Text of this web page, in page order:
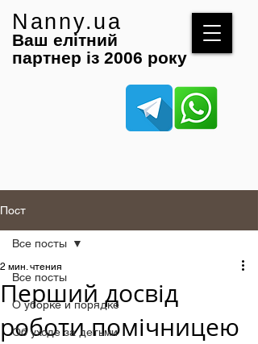
Nanny.ua
Ваш елітний
партнер із 2006 року
Пост
Все посты
О уборке и порядке
Об уходе за детьми
Все посты
Перший досвід
роботи помічницею
2 мин. чтения